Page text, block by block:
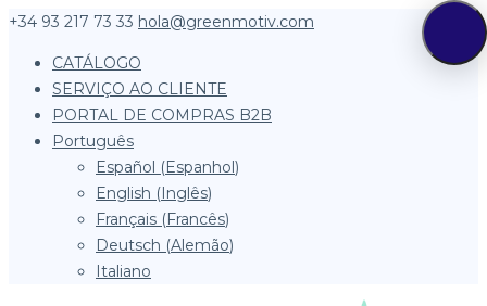
+34 93 217 73 33 hola@greenmotiv.com
CATÁLOGO
SERVIÇO AO CLIENTE
PORTAL DE COMPRAS B2B
Português
Español (Espanhol)
English (Inglês)
Français (Francês)
Deutsch (Alemão)
Italiano